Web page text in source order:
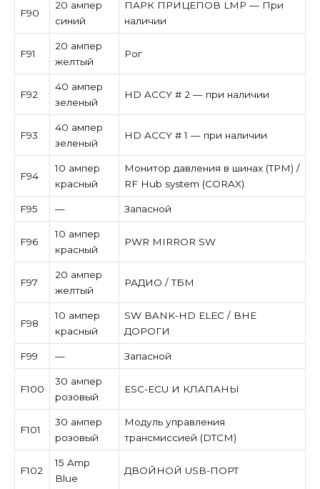
F90
20 ампер
синий
ПАРК ПРИЦЕПОВ LMP — При
наличии
F91
20 ампер
желтый
Рог
F92
40 ампер
зеленый
HD ACCY # 2 — при наличии
F93
40 ампер
зеленый
HD ACCY # 1 — при наличии
F94
10 ампер
красный
Монитор давления в шинах (TPM) /
RF Hub system (CORAX)
F95 — Запасной
F96
10 ампер
красный
PWR MIRROR SW
F97
20 ампер
желтый
РАДИО / ТБМ
F98
10 ампер
красный
SW BANK-HD ELEC / ВНЕ
ДОРОГИ
F99 — Запасной
F100
30 ампер
розовый
ESC-ECU И КЛАПАНЫ
F101
30 ампер
розовый
Модуль управления
трансмиссией (DTCM)
F102
15 Amp
Blue
ДВОЙНОЙ USB-ПОРТ